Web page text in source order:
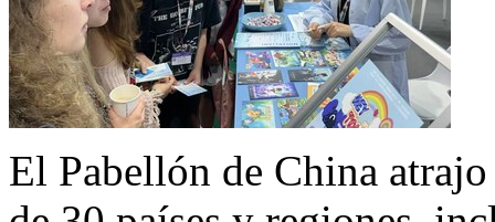
El Pabellón de China